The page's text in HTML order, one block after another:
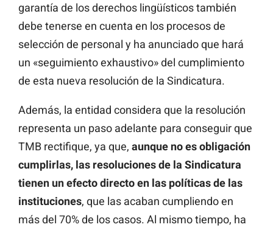
garantía de los derechos lingüísticos también
debe tenerse en cuenta en los procesos de
selección de personal y ha anunciado que hará
un «seguimiento exhaustivo» del cumplimiento
de esta nueva resolución de la Sindicatura.
Además, la entidad considera que la resolución
representa un paso adelante para conseguir que
TMB rectifique, ya que, aunque no es obligación
cumplirlas, las resoluciones de la Sindicatura
tienen un efecto directo en las políticas de las
instituciones, que las acaban cumpliendo en
más del 70% de los casos. Al mismo tiempo, ha